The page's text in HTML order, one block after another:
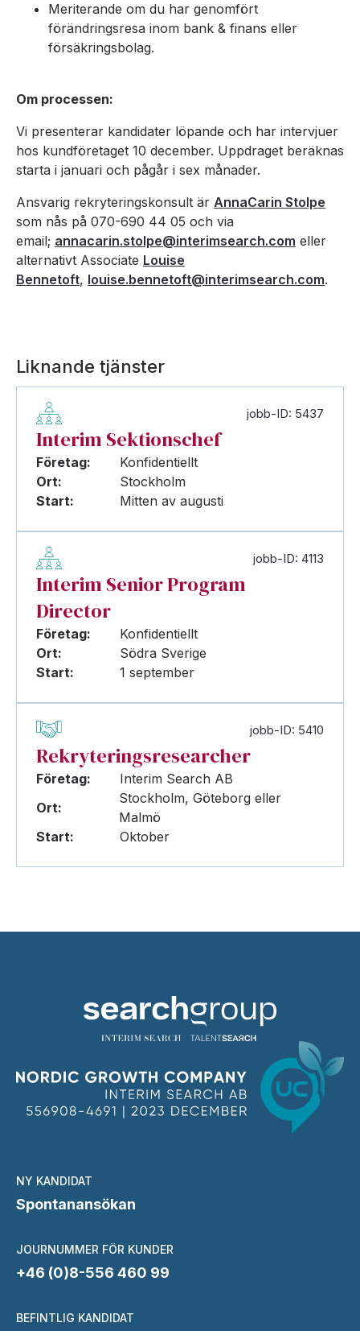
Meriterande om du har genomfört
förändringsresa inom bank & finans eller
försäkringsbolag.
Om processen:
Vi presenterar kandidater löpande och har intervjuer
hos kundföretaget 10 december. Uppdraget beräknas
starta i januari och pågår i sex månader.
Ansvarig rekryteringskonsult är AnnaCarin Stolpe
som nås på 070-690 44 05 och via
email; annacarin.stolpe@interimsearch.com eller
alternativt Associate Louise
Bennetoft, louise.bennetoft@interimsearch.com.
Liknande tjänster
jobb-ID: 5437
Interim Sektionschef
Företag:
Konfidentiellt
Ort:
Stockholm
Start:
Mitten av augusti
jobb-ID: 4113
Interim Senior Program
Director
Företag:
Konfidentiellt
Ort:
Södra Sverige
Start:
1 september
jobb-ID: 5410
Rekryteringsresearcher
Företag:
Interim Search AB
Ort:
Stockholm, Göteborg eller
Malmö
Start:
Oktober
NY KANDIDAT
Spontanansökan
JOURNUMMER FÖR KUNDER
+46 (0)8-556 460 99
BEFINTLIG KANDIDAT